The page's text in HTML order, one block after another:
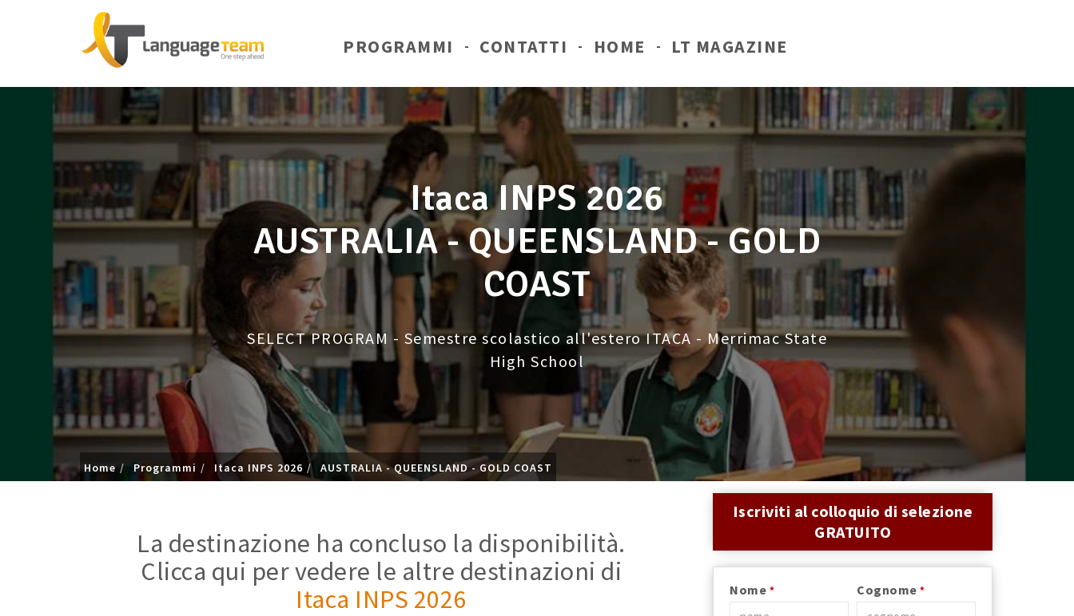
PROGRAMMI CONTATTI HOME LT MAGAZINE
Itaca INPS 2026
AUSTRALIA - QUEENSLAND - GOLD
COAST
SELECT PROGRAM - Semestre scolastico all'estero ITACA - Merrimac State
High School
Home Programmi Itaca INPS 2026 AUSTRALIA - QUEENSLAND - GOLD COAST
La destinazione ha concluso la disponibilità.
Clicca qui per vedere le altre destinazioni di
Itaca INPS 2026
Iscriviti al colloquio di selezione
GRATUITO
Nome * Cognome *